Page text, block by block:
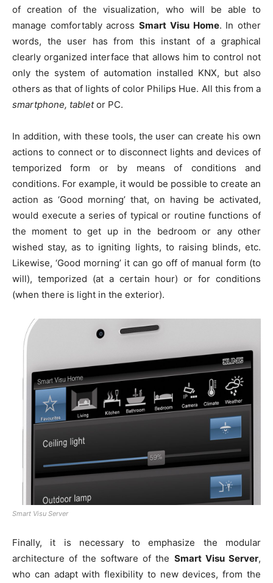
of creation of the visualization, who will be able to
manage comfortably acrossSmart Visu Home. In other
words, the user has from this instant of a graphical
clearly organized interface that allows him to control not
only the system of automation installed KNX, but also
others as that of lights of color Philips Hue. All this from a
smartphone, tabletor PC.
In addition, with these tools, the user can create his own
actions to connect or to disconnect lights and devices of
temporized form or by means of conditions and
conditions. For example, it would be possible to create an
action as ‘Good morning’ that, on having be activated,
would execute a series of typical or routine functions of
the moment to get up in the bedroom or any other
wished stay, as to igniting lights, to raising blinds, etc.
Likewise, ‘Good morning’ it can go off of manual form (to
will), temporized (at a certain hour) or for conditions
(when there is light in the exterior).
Smart Visu Server
Finally, it is necessary to emphasize the modular
architecture of the software of the Smart Visu Server,
who can adapt with flexibility to new devices, from the